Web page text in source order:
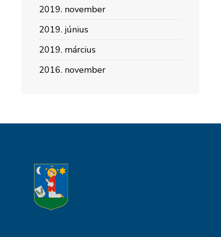
2019. november
2019. június
2019. március
2016. november